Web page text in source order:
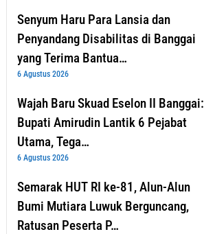
Senyum Haru Para Lansia dan
Penyandang Disabilitas di Banggai
yang Terima Bantua…
6 Agustus 2026
Wajah Baru Skuad Eselon II Banggai:
Bupati Amirudin Lantik 6 Pejabat
Utama, Tega…
6 Agustus 2026
Semarak HUT RI ke-81, Alun-Alun
Bumi Mutiara Luwuk Berguncang,
Ratusan Peserta P…